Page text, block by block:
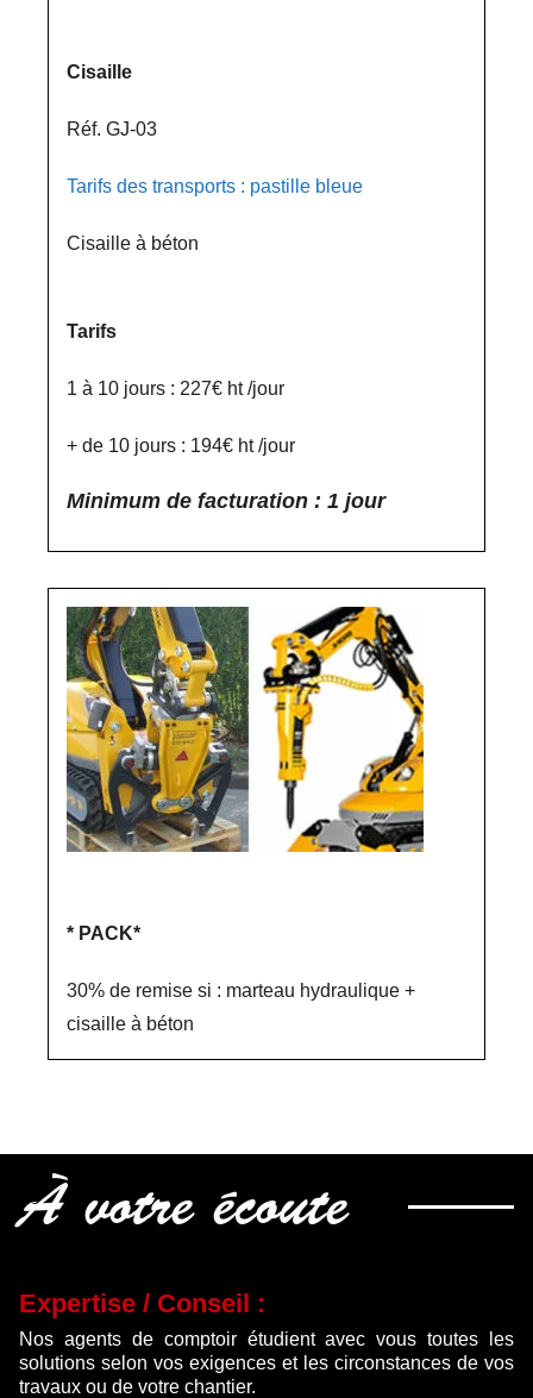
Cisaille
Réf. GJ-03
Tarifs des transports : pastille bleue
Cisaille à béton
Tarifs
1 à 10 jours : 227€ ht /jour
+ de 10 jours : 194€ ht /jour
Minimum de facturation : 1 jour
* PACK*
30% de remise si : marteau hydraulique +
cisaille à béton
À votre écoute
Expertise / Conseil :
Nos agents de comptoir étudient avec vous toutes les
solutions selon vos exigences et les circonstances de vos
travaux ou de votre chantier.